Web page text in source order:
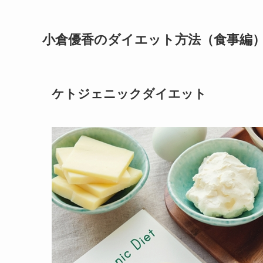
小倉優香のダイエット方法（食事編
ケトジェニックダイエット